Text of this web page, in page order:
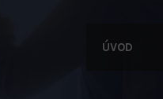
ÚVOD